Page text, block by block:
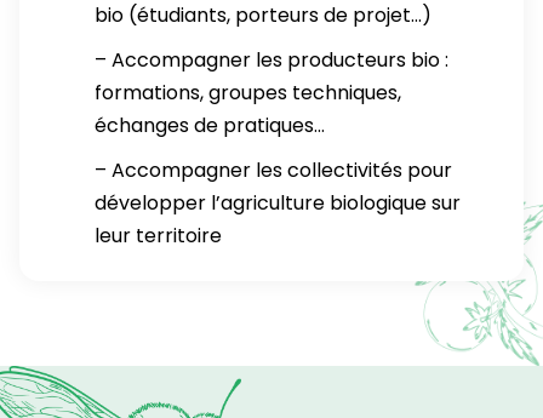
bio (étudiants, porteurs de projet…)
– Accompagner les producteurs bio :
formations, groupes techniques,
échanges de pratiques…
– Accompagner les collectivités pour
développer l’agriculture biologique sur
leur territoire